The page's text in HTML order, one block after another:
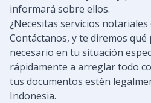
informará sobre ellos.
¿Necesitas servicios notariales
Contáctanos, y te diremos
necesario en tu situación
rápidamente a arreglar todo
tus documentos estén
Indonesia.